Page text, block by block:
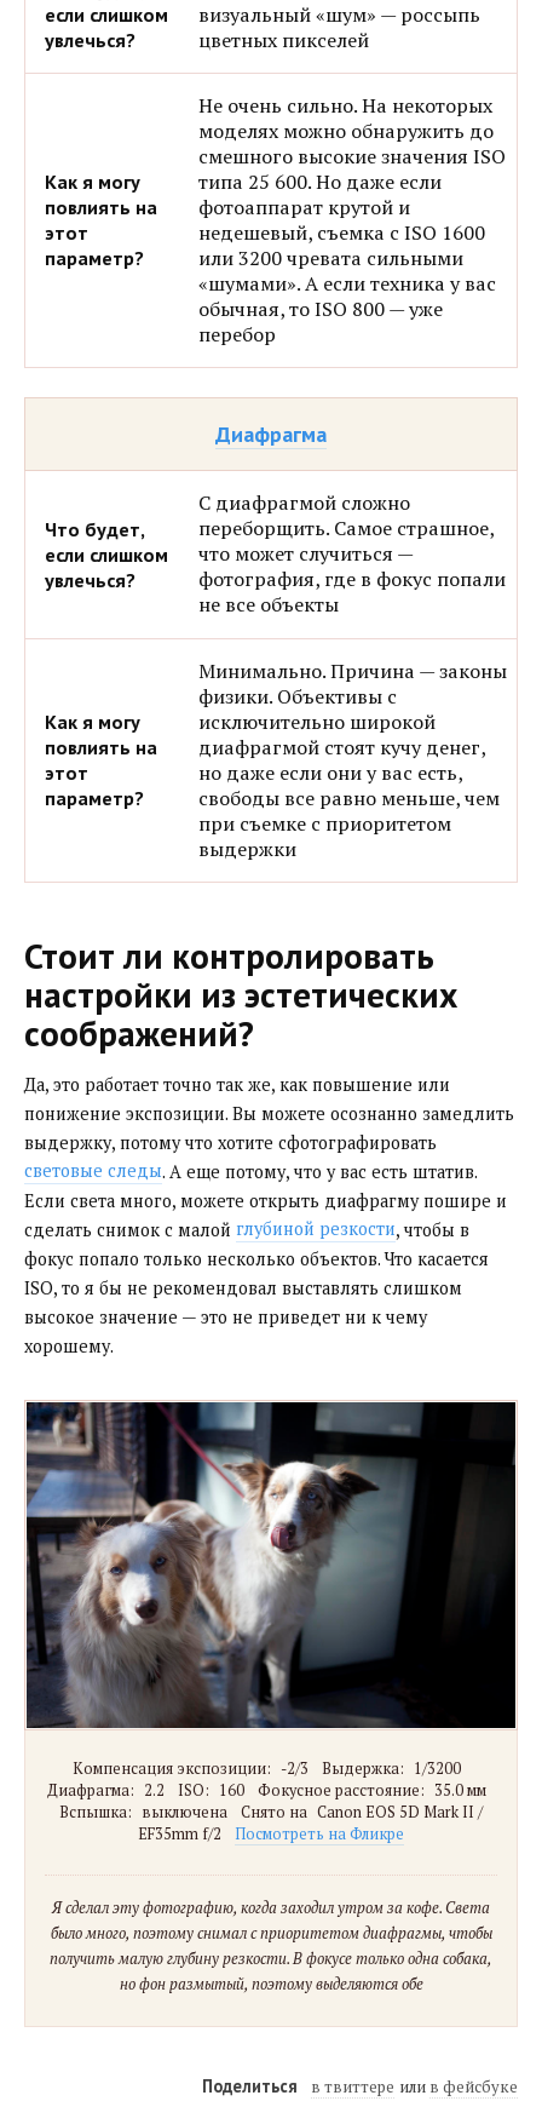
визуальный «шум» — россыпь
цветных пикселей
Не очень сильно. На некоторых
моделях можно обнаружить до
смешного высокие значения ISO
типа 25 600. Но даже если
фотоаппарат крутой и
недешевый, съемка с ISO 1600
или 3200 чревата сильными
«шумами». А если техника у вас
обычная, то ISO 800 — уже
перебор
Диафрагма
С диафрагмой сложно
переборщить. Самое страшное,
что может случиться —
фотография, где в фокус попали
не все объекты
Минимально. Причина — законы
физики. Объективы с
исключительно широкой
диафрагмой стоят кучу денег,
но даже если они у вас есть,
свободы все равно меньше, чем
при съемке с приоритетом
выдержки
Стоит ли контролировать
настройки из эстетических
соображений?
Да, это работает точно так же, как повышение или
понижение экспозиции. Вы можете осознанно замедлить
выдержку, потому что хотите сфотографировать
световые следы. А еще потому, что у вас есть штатив.
Если света много, можете открыть диафрагму пошире и
сделать снимок с малой глубиной резкости, чтобы в
фокус попало только несколько объектов. Что касается
ISO, то я бы не рекомендовал выставлять слишком
высокое значение — это не приведет ни к чему
хорошему.
Компенсация экспозиции: -2/3 Выдержка: 1/3200
Диафрагма: 2.2 ISO: 160 Фокусное расстояние: 35.0 мм
Вспышка: выключена Снято на Canon EOS 5D Mark II /
EF35mm f/2
Посмотреть на Фликре
Я сделал эту фотографию, когда заходил утром за кофе. Света
было много, поэтому снимал с приоритетом диафрагмы, чтобы
получить малую глубину резкости. В фокусе только одна собака,
но фон размытый, поэтому выделяются обе
Поделиться в твиттере в фейсбуке